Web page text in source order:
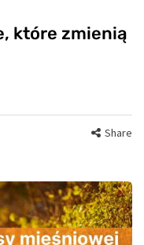
które zmienią
Share